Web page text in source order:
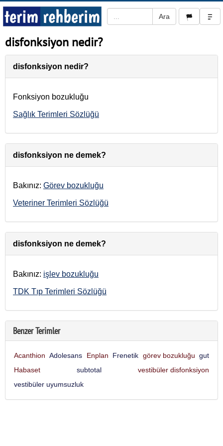
disfonksiyon nedir?
disfonksiyon nedir?
Fonksiyon bozukluğu
Sağlık Terimleri Sözlüğü
disfonksiyon ne demek?
Bakınız: Görev bozukluğu
Veteriner Terimleri Sözlüğü
disfonksiyon ne demek?
Bakınız: işlev bozukluğu
TDK Tıp Terimleri Sözlüğü
Benzer Terimler
Acanthion Adolesans Enplan Frenetik görev bozukluğu gut
Habaset
subtotal
vestibüler disfonksiyon
vestibüler uyumsuzluk